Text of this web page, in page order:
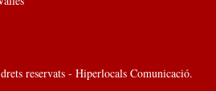
reservats - Hiperlocals Comunicació.